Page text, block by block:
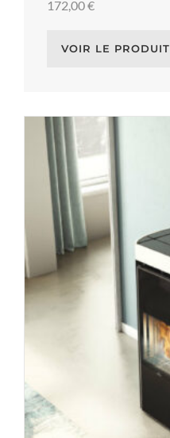
172,00€
VOIR LE PRODUIT